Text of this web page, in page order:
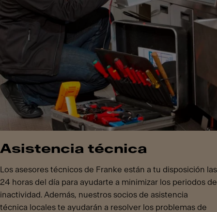
Asistencia técnica
Los asesores técnicos de Franke están a tu disposición las
24 horas del día para ayudarte a minimizar los periodos de
inactividad. Además, nuestros socios de asistencia
técnica locales te ayudarán a resolver los problemas de